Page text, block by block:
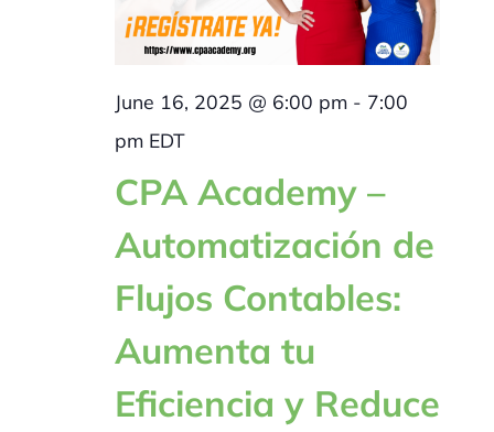
June 16, 2025 @ 6:00 pm- 7:00
pm EDT
CPA Academy –
Automatización de
Flujos Contables:
Aumenta tu
Eficiencia y Reduce